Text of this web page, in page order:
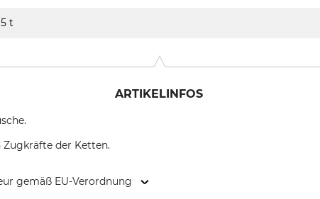
5 t
ARTIKELINFOS
Zugkräfte der Ketten.
gemäß EU-Verordnung